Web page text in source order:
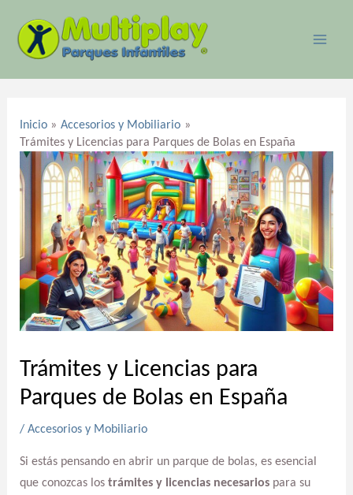
contenido
Inicio
Accesorios y Mobiliario
Trámites y Licencias para Parques de Bolas en España
Trámites y Licencias para
Parques de Bolas en España
/ Accesorios y Mobiliario
Si estás pensando en abrir un parque de bolas, es esencial
que conozcas los trámites y licencias necesariospara su
entradas